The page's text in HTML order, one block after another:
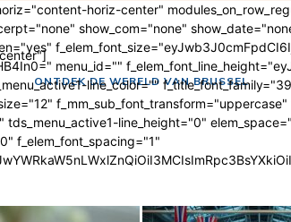
horiz-center"
show_com="none"
menu_id=""
line_color=""
line_height="0"
f_elem_font_spacing="1"
ONTDEK DE WERELD VAN BRUSSEL